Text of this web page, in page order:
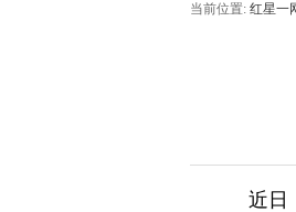
当前位置: 红星一
近日